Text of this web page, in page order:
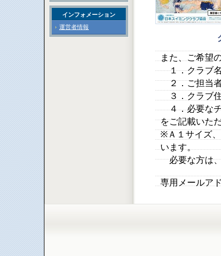
また、ご希望
１．クラブ
２．ご担当
３．クラブ
４．必要なチ
をご記載いた
※Ａ１サイズ
います。
必要な方は、
専用メールア
インフォメーション
運営者情報